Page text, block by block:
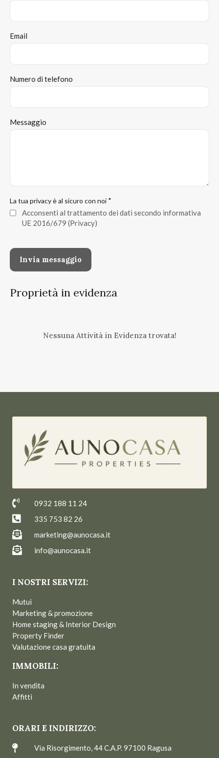
Email
Numero di telefono
Messaggio
La tua privacy è al sicuro con noi *
Acconsenti al trattamento dei dati secondo informativa
UE 2016/679 (Privacy)
Proprietà in evidenza
Nessuna Attività in Evidenza trovata!
0932 188 11 24
335 753 82 26
marketing@aunocasa.it
info@aunocasa.it
I NOSTRI SERVIZI:
Mutui
Marketing & promozione
Home staging & Interior Design
Property Finder
Valutazione casa gratuita
IMMOBILI:
In vendita
Affitti
ORARI E INDIRIZZO:
Via Risorgimento, 44 C.A.P. 97100 Ragusa